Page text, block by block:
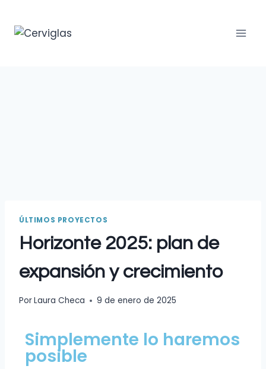
ÚLTIMOS PROYECTOS
Horizonte 2025: plan de
expansión y crecimiento
PorLaura Checa 9 de enero de 2025
Simplemente lo haremos
posible